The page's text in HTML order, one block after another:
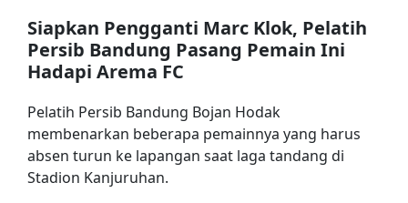
Siapkan Pengganti Marc Klok, Pelatih
Persib Bandung Pasang Pemain Ini
Hadapi Arema FC
Pelatih Persib Bandung Bojan Hodak
membenarkan beberapa pemainnya yang harus
absen turun ke lapangan saat laga tandang di
Stadion Kanjuruhan.